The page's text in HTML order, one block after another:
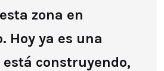
zona en
Hoy ya es una
construyendo,